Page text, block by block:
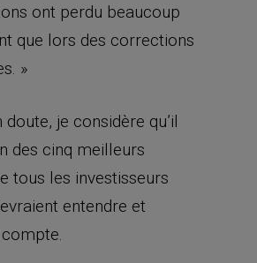
ont perdu beaucoup
que lors des corrections
»
doute, je considère qu’il
des cinq meilleurs
tous les investisseurs
entendre et